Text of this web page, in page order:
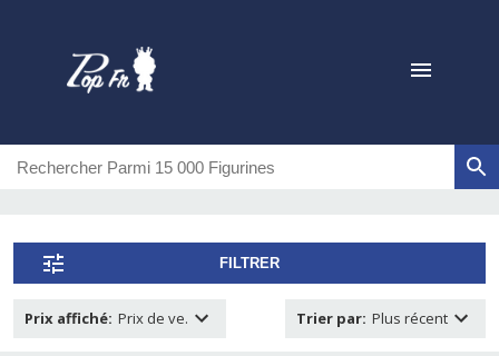
FILTRER
Prix affiché: Prix de ve. Trier par: Plus récent